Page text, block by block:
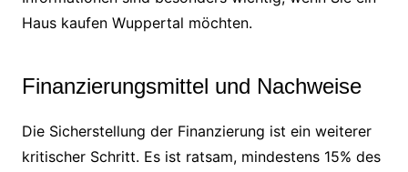
Haus kaufen Wuppertal möchten.
Finanzierungsmittel und Nachweise
Die Sicherstellung der Finanzierung ist ein weiterer
kritischer Schritt. Es ist ratsam, mindestens 15% des